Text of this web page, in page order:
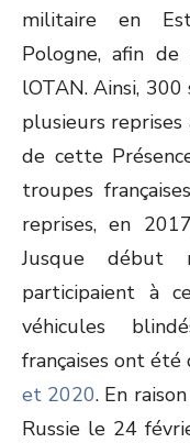
militaire en
Pologne, afin
lOTAN. Ainsi,
plusieurs reprises
de cette
troupes
reprises, en
Jusque début
participaient à
véhicules
françaises ont été
et 2020. En
Russie le 24